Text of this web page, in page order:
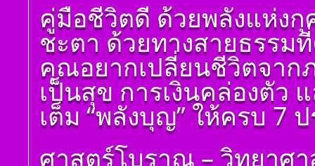
พูล(สีดิน) บทที่ ๒ พื้น
ฐาน
โ ห ร า ส า ด (ฉบับ
เรียนรู้โดยไม่ต้องถาม)
โดย สอ้าน นาคเพชร
พูล (สีดิน) บทที่ ๓
ดวงดาวและเลขหมาย
แทนดาว
โ ห ร า ส า ด (ฉบับ
เรียนรู้โดยไม่ต้องถาม)
โดย สอ้าน นาคเพชร
คู่มือชีวิตดี ด้วยพลังแห่งกุ
ชะตา ด้วยทางสายธรรม
คุณอยากเปลี่ยนชีวิตจา
เป็นสุข การเงินคล่องตัว
เต็ม “พลังบุญ” ให้ครบ 7
ศาสตร์โบราณ – วิทยาศ